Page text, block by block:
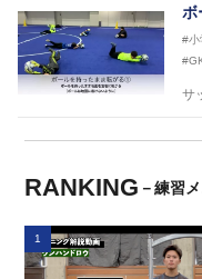
#小
サ
RANKING －練習
1